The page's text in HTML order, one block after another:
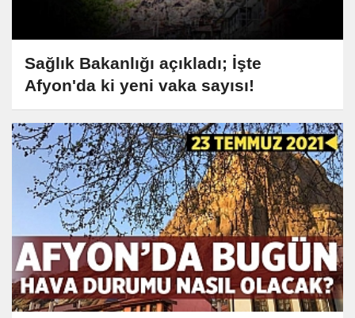
Sağlık Bakanlığı açıkladı; İşte
Afyon'da ki yeni vaka sayısı!